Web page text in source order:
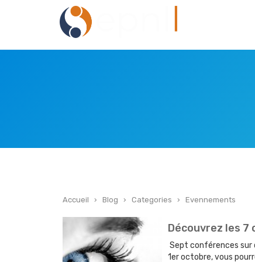
Accueil › Blog › Categories › Evennements
Découvrez les 7
Sept conférences sur
1er octobre, vous